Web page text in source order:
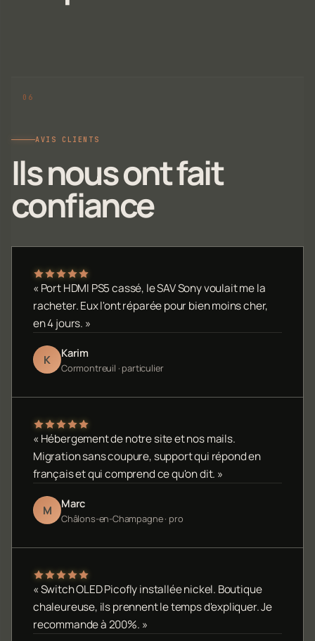
AVIS CLIENTS
Ils nous ont fait
confiance
« Port HDMI PS5 cassé, le SAV Sony voulait me la
racheter. Eux l'ont réparée pour bien moins cher,
en 4 jours. »
K Karim
Cormontreuil · particulier
« Hébergement de notre site et nos mails.
Migration sans coupure, support qui répond en
français et qui comprend ce qu'on dit. »
M Marc
Châlons-en-Champagne · pro
« Switch OLED Picofly installée nickel. Boutique
chaleureuse, ils prennent le temps d'expliquer. Je
recommande à 200%. »